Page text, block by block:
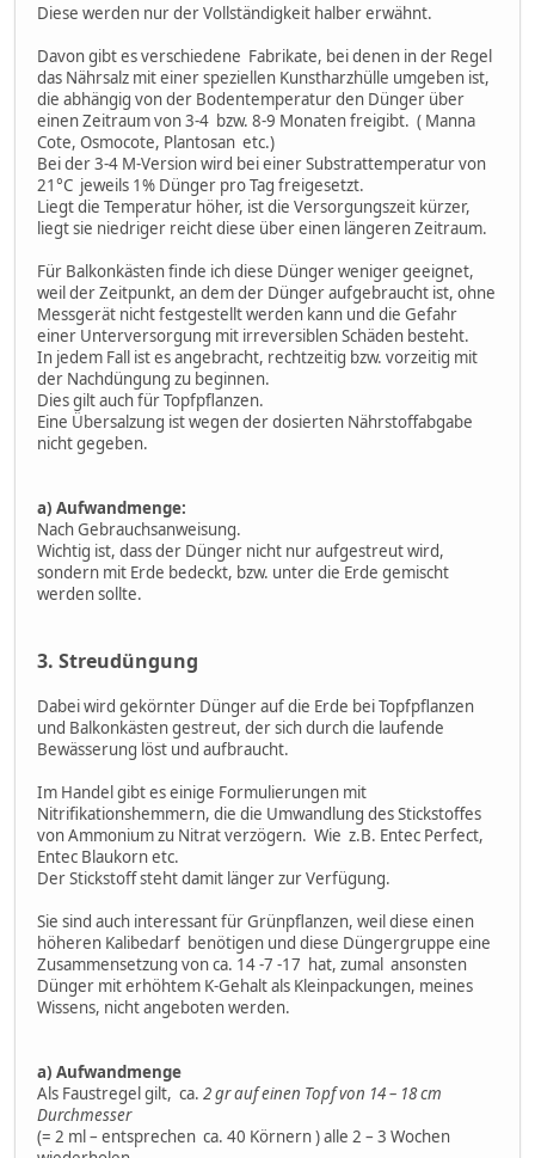
Diese werden nur der Vollständigkeit halber erwähnt.
Davon gibt es verschiedene Fabrikate, bei denen in der Regel
das Nährsalz mit einer speziellen Kunstharzhülle umgeben ist,
die abhängig von der Bodentemperatur den Dünger über
einen Zeitraum von 3-4 bzw. 8-9 Monaten freigibt. ( Manna
Cote, Osmocote, Plantosan etc.)
Bei der 3-4 M-Version wird bei einer Substrattemperatur von
21°C jeweils 1% Dünger pro Tag freigesetzt.
Liegt die Temperatur höher, ist die Versorgungszeit kürzer,
liegt sie niedriger reicht diese über einen längeren Zeitraum.
Für Balkonkästen finde ich diese Dünger weniger geeignet,
weil der Zeitpunkt, an dem der Dünger aufgebraucht ist, ohne
Messgerät nicht festgestellt werden kann und die Gefahr
einer Unterversorgung mit irreversiblen Schäden besteht.
In jedem Fall ist es angebracht, rechtzeitig bzw. vorzeitig mit
der Nachdüngung zu beginnen.
Dies gilt auch für Topfpflanzen.
Eine Übersalzung ist wegen der dosierten Nährstoffabgabe
nicht gegeben.
a) Aufwandmenge:
Nach Gebrauchsanweisung.
Wichtig ist, dass der Dünger nicht nur aufgestreut wird,
sondern mit Erde bedeckt, bzw. unter die Erde gemischt
werden sollte.
3. Streudüngung
Dabei wird gekörnter Dünger auf die Erde bei Topfpflanzen
und Balkonkästen gestreut, der sich durch die laufende
Bewässerung löst und aufbraucht.
Im Handel gibt es einige Formulierungen mit
Nitrifikationshemmern, die die Umwandlung des Stickstoffes
von Ammonium zu Nitrat verzögern. Wie z.B. Entec Perfect,
Entec Blaukorn etc.
Der Stickstoff steht damit länger zur Verfügung.
Sie sind auch interessant für Grünpflanzen, weil diese einen
höheren Kalibedarf benötigen und diese Düngergruppe eine
Zusammensetzung von ca. 14 -7 -17 hat, zumal ansonsten
Dünger mit erhöhtem K-Gehalt als Kleinpackungen, meines
Wissens, nicht angeboten werden.
a) Aufwandmenge
Als Faustregel gilt, ca. 2 gr auf einen Topf von 14 – 18 cm
Durchmesser
(= 2 ml – entsprechen ca. 40 Körnern ) alle 2 – 3 Wochen